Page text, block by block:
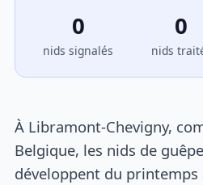
0
nids signalés
0
nids
À Libramont-Chevigny,
Belgique, les nids de
développent du